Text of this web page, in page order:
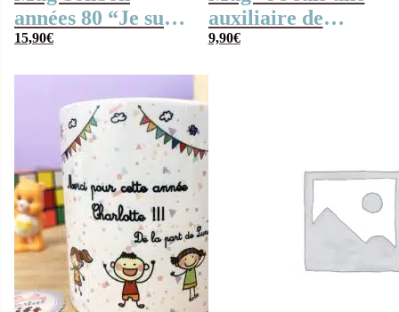
années 80 “Je suis
une auxiliaire de
15,90€
auxiliaire de
crèche qui
de crèche
9,90€